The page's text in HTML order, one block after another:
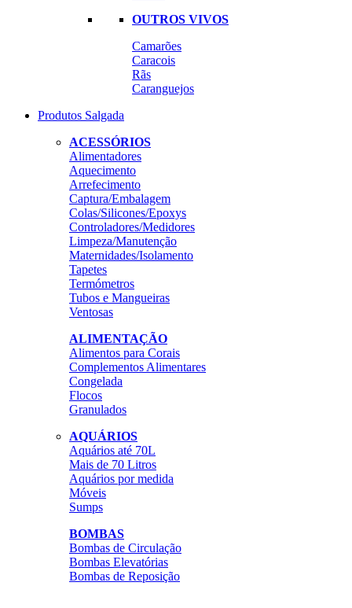
OUTROS VIVOS
Camarões
Caracois
Rãs
Caranguejos
Produtos Salgada
ACESSÓRIOS
Alimentadores
Aquecimento
Arrefecimento
Captura/Embalagem
Colas/Silicones/Epoxys
Controladores/Medidores
Limpeza/Manutenção
Maternidades/Isolamento
Tapetes
Termómetros
Tubos e Mangueiras
Ventosas
ALIMENTAÇÃO
Alimentos para Corais
Complementos Alimentares
Congelada
Flocos
Granulados
AQUÁRIOS
Aquários até 70L
Mais de 70 Litros
Aquários por medida
Móveis
Sumps
BOMBAS
Bombas de Circulação
Bombas Elevatórias
Bombas de Reposição